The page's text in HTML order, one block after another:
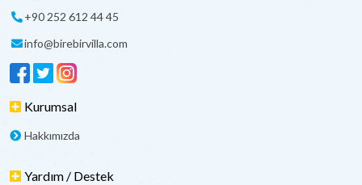
+90 252 612 44 45
info@birebirvilla.com
Kurumsal
Hakkımızda
Yardım / Destek